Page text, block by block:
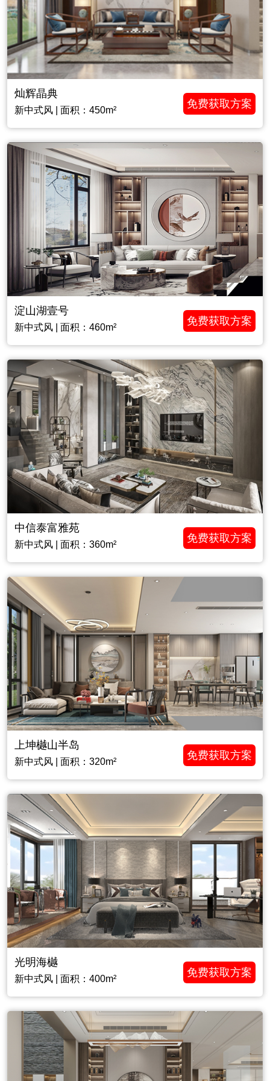
灿辉晶典
新中式风 | 面积：450m²
免费获取方案
淀山湖壹号
新中式风 | 面积：460m²
免费获取方案
中信泰富雅苑
新中式风 | 面积：360m²
免费获取方案
上坤樾山半岛
新中式风 | 面积：320m²
免费获取方案
光明海樾
新中式风 | 面积：400m²
免费获取方案